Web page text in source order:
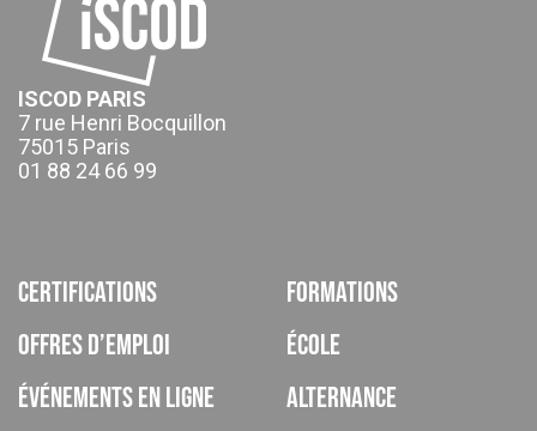
ISCOD PARIS
7 rue Henri Bocquillon
75015 Paris
01 88 24 66 99
Formations
École
Alternance
Certifications
Offres d’emploi
Événements en ligne